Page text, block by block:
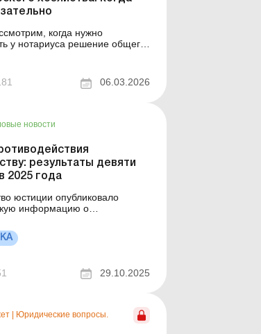
когда нужно
у нотариуса решение общего
статьи вы узнаете, в каких
общего собрания членов
06.03.2026
новости
результаты девяти
2025 года
юстиции опубликовало
информацию о
ведомство и сколько было
решений? Больше по теме:
сумм административно-
29.10.2025
| Юридические вопросы.